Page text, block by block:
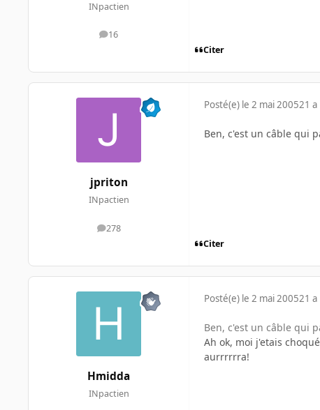
INpactien
16
messages
Citer
jpriton
INpactien
278
messages
Posté(e) le 2 mai 200521 a
Ben, c'est un câble qui
Citer
Hmidda
INpactien
Posté(e) le 2 mai 200521 a
Ben, c'est un câble qui
Ah ok, moi j'etais
aurrrrrra!